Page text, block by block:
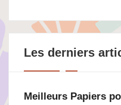
Les derniers
Meilleurs Papiers